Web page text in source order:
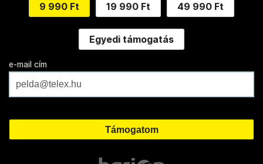
9 990 Ft 19 990 Ft 49 990 Ft
Egyedi támogatás
e-mail cím